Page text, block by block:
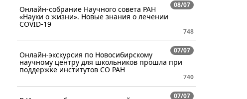
08/07
Онлайн-собрание Научного совета РАН
«Науки о жизни». Новые знания о лечении
COVID-19
748
07/07
Онлайн-экскурсия по Новосибирскому
научному центру для школьников прошла при
поддержке институтов СО РАН
740
07/07